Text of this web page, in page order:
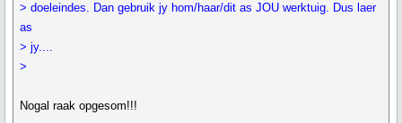
> doeleindes. Dan gebruik jy hom/haar/dit as JOU werktuig. Dus laer
as
> jy....
>
Nogal raak opgesom!!!